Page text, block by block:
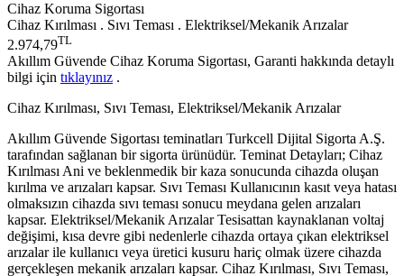
Cihaz Koruma Sigortası
Cihaz Kırılması . Sıvı Teması . Elektriksel/Mekanik Arızalar
2.974,79TL
Akıllım Güvende Cihaz Koruma Sigortası, Garanti hakkında detaylı
bilgi için tıklayınız .
Cihaz Kırılması, Sıvı Teması, Elektriksel/Mekanik Arızalar
Akıllım Güvende Sigortası teminatları Turkcell Dijital Sigorta A.Ş.
tarafından sağlanan bir sigorta ürünüdür. Teminat Detayları; Cihaz
Kırılması Ani ve beklenmedik bir kaza sonucunda cihazda oluşan
kırılma ve arızaları kapsar. Sıvı Teması Kullanıcının kasıt veya hatası
olmaksızın cihazda sıvı teması sonucu meydana gelen arızaları
kapsar. Elektriksel/Mekanik Arızalar Tesisattan kaynaklanan voltaj
değişimi, kısa devre gibi nedenlerle cihazda ortaya çıkan elektriksel
arızalar ile kullanıcı veya üretici kusuru hariç olmak üzere cihazda
gerçekleşen mekanik arızaları kapsar. Cihaz Kırılması, Sıvı Teması,